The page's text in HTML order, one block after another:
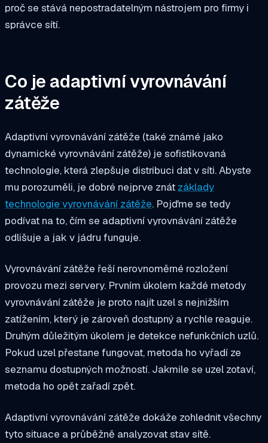
proč se stává nepostradatelným nástrojem pro firmy i
správce sítí.
Co je adaptivní vyrovnávání
zátěže
Adaptivní vyrovnávání zátěže (také známé jako
dynamické vyrovnávání zátěže) je sofistikovaná
technologie, která zlepšuje distribuci dat v síti. Abyste
mu porozuměli, je dobré nejprve znát základy
technologie vyrovnávání zátěže. Pojďme se tedy
podívat na to, čím se adaptivní vyrovnávání zátěže
odlišuje a jak v jádru funguje.
Vyrovnávání zátěže řeší nerovnoměrné rozložení
provozu mezi servery. Prvním úkolem každé metody
vyrovnávání zátěže je proto najít uzel s nejnižším
zatížením, který je zároveň dostupný a rychle reaguje.
Druhým důležitým úkolem je detekce nefunkčních uzlů.
Pokud uzel přestane fungovat, metoda ho vyřadí ze
seznamu dostupných možností. Jakmile se uzel zotaví,
metoda ho opět zařadí zpět.
Adaptivní vyrovnávání zátěže dokáže zohlednit všechny
tyto situace a průběžně analyzovat stav sítě.